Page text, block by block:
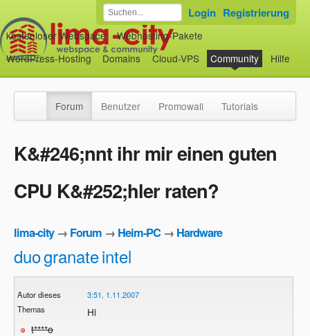
kostenloser Webspace
Webhosting-Pakete
WordPress-Hosting
Domains Cloud-VPS Community Hilfe
Login Registrierung
Forum Benutzer Promowall Tutorials
K&#246;nnt ihr mir einen guten
CPU K&#252;hler raten?
lima-city→ Forum → Heim-PC → Hardware
duogranateintel
Autor dieses
Themas
t****o
3:51, 1.11.2007
Hi